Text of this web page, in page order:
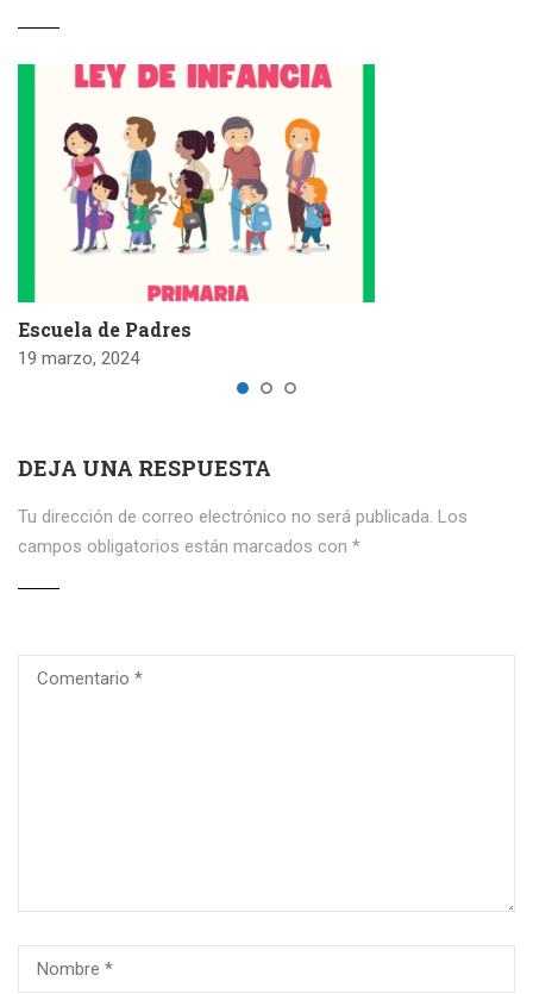
Escuela de Padres
19 marzo, 2024
DEJA UNA RESPUESTA
Tu dirección de correo electrónico no será publicada. Los
campos obligatorios están marcados con *